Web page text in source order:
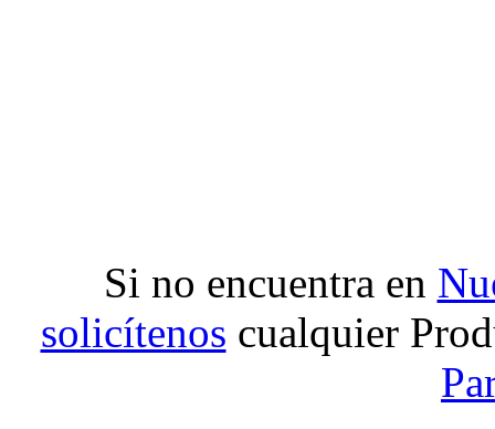
Si no encuentra en
solicítenos cualquier